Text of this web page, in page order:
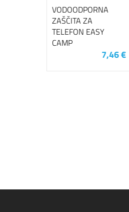
VODOODPORNA
ZAŠČITA ZA
TELEFON EASY
CAMP
7,46 €